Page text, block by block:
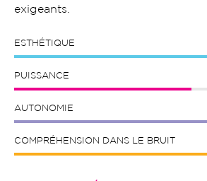
exigeants.
ESTHÉTIQUE
PUISSANCE
AUTONOMIE
COMPRÉHENSION DANS LE BRUIT